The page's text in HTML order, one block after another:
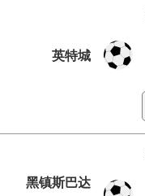
英特城
黑镇斯巴达